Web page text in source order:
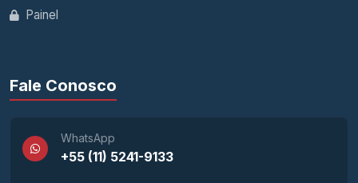
Painel
Fale Conosco
WhatsApp
+55 (11) 5241-9133